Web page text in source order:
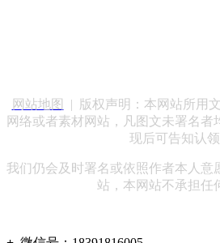
网站地图
| 版权声明：本网站所用
网络或者素材网站，凡图文未署名者
现后可告知认领
我们仍会及时署名或依照作者本人意
站，本网站不承担任